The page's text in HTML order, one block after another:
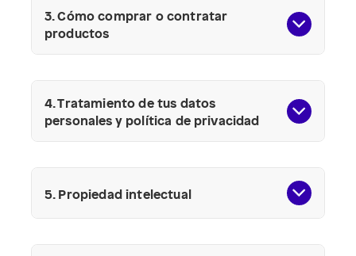
3. Cómo comprar o contratar
productos
4. Tratamiento de tus datos
personales y política de privacidad
5. Propiedad intelectual